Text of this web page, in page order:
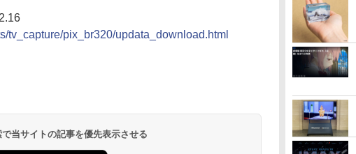
tv_capture/pix_br320/updata_download.html
当サイトの記事を優先表示させる